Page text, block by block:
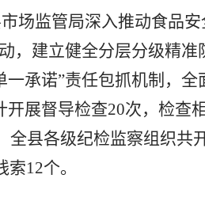
场监管局深入推动食品安
，建立健全分层分级精
承诺”责任包抓机制，全
开展督导检查20次，检查
全县各级纪检监察组织共
索12个。